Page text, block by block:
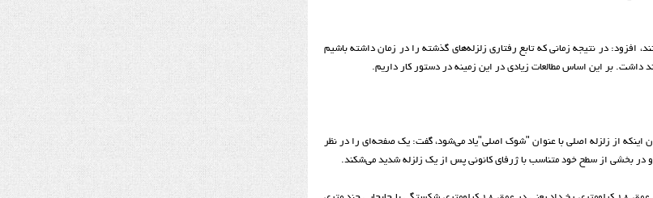
افزود: در نتیجه زمانی که تابع رفتاری زلزله‌های گذشته را در زمان داشته باشیم
داشت. بر این اساس مطالعات زیادی در این زمینه در دستور کار داریم.
از زلزله اصلی با عنوان "شوک اصلی"یاد می‌شود، گفت: یک صفحه‌ای را در نظر
بخشی از سطح خود متناسب با ژرفای کانونی پس از یک زلزله شدید می‌شکند.